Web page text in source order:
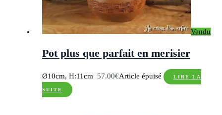
Vendu
Pot plus que parfait en merisier
Ø10cm, H:11cm 57.00€Article épuisé LIRE LA
SUITE